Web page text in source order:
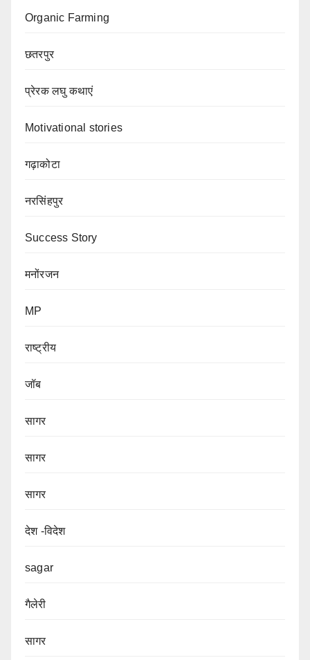
Organic Farming
छतरपुर
प्रेरक लघु कथाएं
Motivational stories
गढ़ाकोटा
नरसिंहपुर
Success Story
मनोंरजन
MP
राष्ट्रीय
जॉब
सागर
सागर
सागर
देश -विदेश
sagar
गैलेरी
सागर